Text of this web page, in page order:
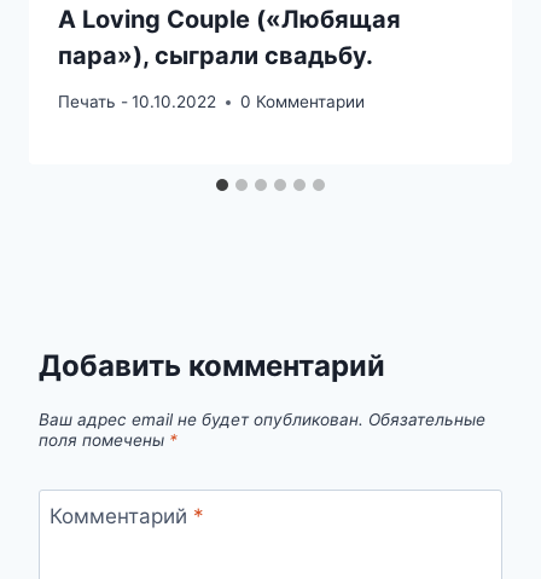
A Loving Couple («Любящая
пара»), сыграли свадьбу.
Печать -10.10.2022 0 Комментарии
Добавить комментарий
Ваш адрес email не будет опубликован. Обязательные
поля помечены *
Комментарий *